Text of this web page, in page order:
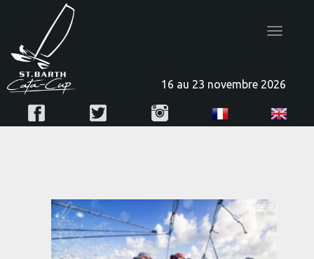
Toggle
16 au 23 novembre 2026